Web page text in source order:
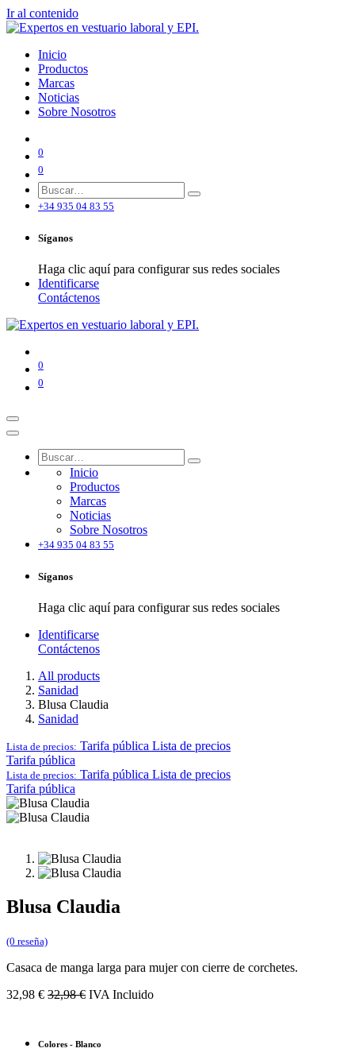
Ir al contenido
Inicio
Productos
Marcas
Noticias
Sobre Nosotros
0
0
+34 935 04 83 55
Síganos
Haga clic aquí para configurar sus redes sociales
Identificarse
Contáctenos
0
0
Inicio
Productos
Marcas
Noticias
Sobre Nosotros
+34 935 04 83 55
Síganos
Haga clic aquí para configurar sus redes sociales
Identificarse
Contáctenos
All products
Sanidad
Blusa Claudia
Sanidad
Lista de precios: Tarifa pública Lista de precios
Tarifa pública
Lista de precios: Tarifa pública Lista de precios
Tarifa pública
Blusa Claudia
(0 reseña)
Casaca de manga larga para mujer con cierre de corchetes.
32,98 € 32,98€ IVA Incluido
Colores - Blanco